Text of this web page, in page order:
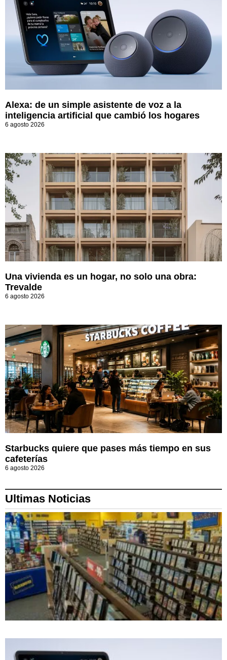
Alexa: de un simple asistente de voz a la
inteligencia artificial que cambió los hogares
6 agosto 2026
Una vivienda es un hogar, no solo una obra:
Trevalde
6 agosto 2026
Starbucks quiere que pases más tiempo en sus
cafeterías
6 agosto 2026
Ultimas Noticias